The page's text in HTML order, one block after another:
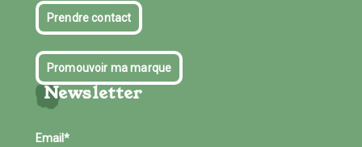
Prendre contact
Promouvoir ma marque
Newsletter